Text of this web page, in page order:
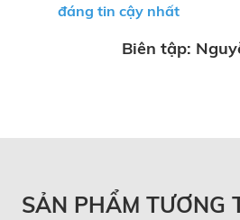
đáng tin cậy nhất
Biên tập:
SẢN PHẨM TƯƠNG